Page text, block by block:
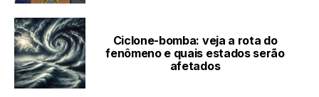
Ciclone-bomba: veja a rota do
fenômeno e quais estados serão
afetados